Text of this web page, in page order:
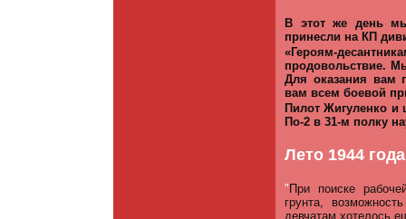
В этот же день
принесли на КП
«Героям-
продовольствие.
Для оказания вам
вам всем боевой
Пилот Жигуленко и
По-2 в 31-м полку
Лето 1944
" При поиске
грунта,
девчатам хотелось